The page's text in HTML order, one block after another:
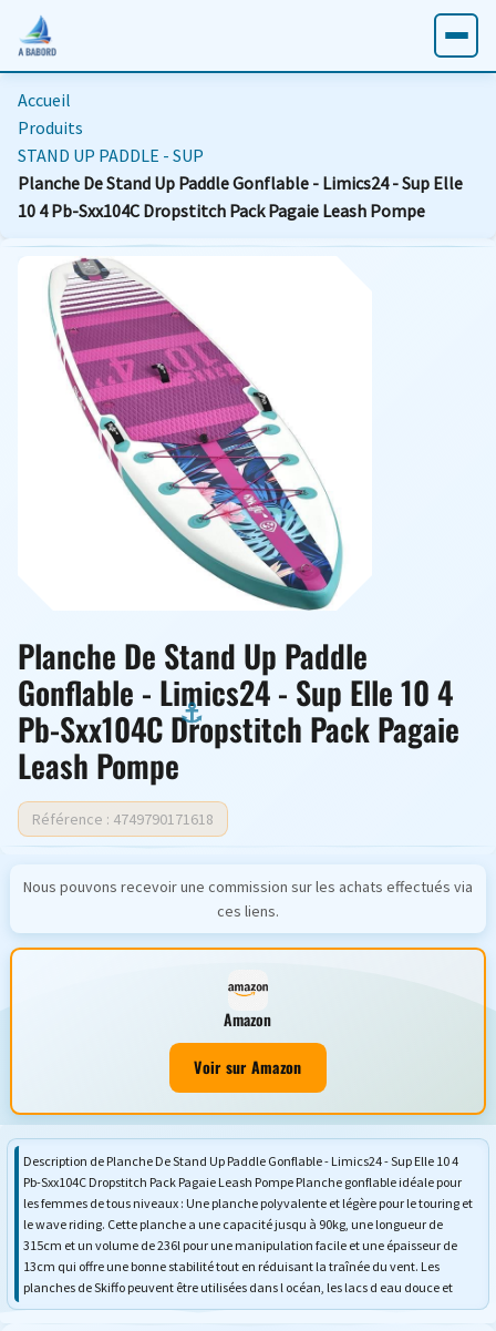
Accueil
Produits
STAND UP PADDLE - SUP
Planche De Stand Up Paddle Gonflable - Limics24 - Sup Elle
10 4 Pb-Sxx104C Dropstitch Pack Pagaie Leash Pompe
Planche De Stand Up Paddle
Gonflable - Limics24 - Sup Elle 10 4
Pb-Sxx104C Dropstitch Pack Pagaie
Leash Pompe
Référence : 4749790171618
Nous pouvons recevoir une commission sur les achats effectués via
ces liens.
Amazon
Voir sur Amazon
Description de Planche De Stand Up Paddle Gonflable - Limics24 - Sup Elle 10 4
Pb-Sxx104C Dropstitch Pack Pagaie Leash Pompe Planche gonflable idéale pour
les femmes de tous niveaux : Une planche polyvalente et légère pour le touring et
le wave riding. Cette planche a une capacité jusqu à 90kg, une longueur de
315cm et un volume de 236l pour une manipulation facile et une épaisseur de
13cm qui offre une bonne stabilité tout en réduisant la traînée du vent. Les
planches de Skiffo peuvent être utilisées dans l océan, les lacs d eau douce et